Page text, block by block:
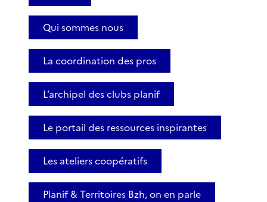
Qui sommes nous
La coordination des pros
L’archipel des clubs planif
Le portail des ressources inspirantes
Les ateliers coopératifs
Planif & Territoires Bzh, on en parle